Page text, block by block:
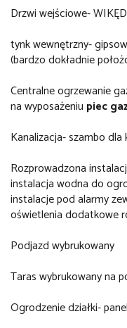
Drzwi wejściowe-
tynk wewnętrzny-
(bardzo dokładnie
Centralne ogrzewanie
na wyposażeniu piec
Kanalizacja- szambo
Rozprowadzona
instalacja wodna do
instalacje pod alarmy
oświetlenia dodatkowe
Podjazd wybrukowany
Taras wybrukowany na
Ogrodzenie działki-